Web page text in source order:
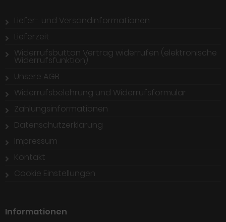
Liefer- und Versandinformationen
Lieferzeit
Widerrufsbutton Vertrag widerrufen (elektronische
Widerrufsfunktion)
Unsere AGB
Widerrufsbelehrung und Widerrufsformular
Zahlungsinformationen
Datenschutzerklärung
Impressum
Kontakt
Cookie Einstellungen
Informationen